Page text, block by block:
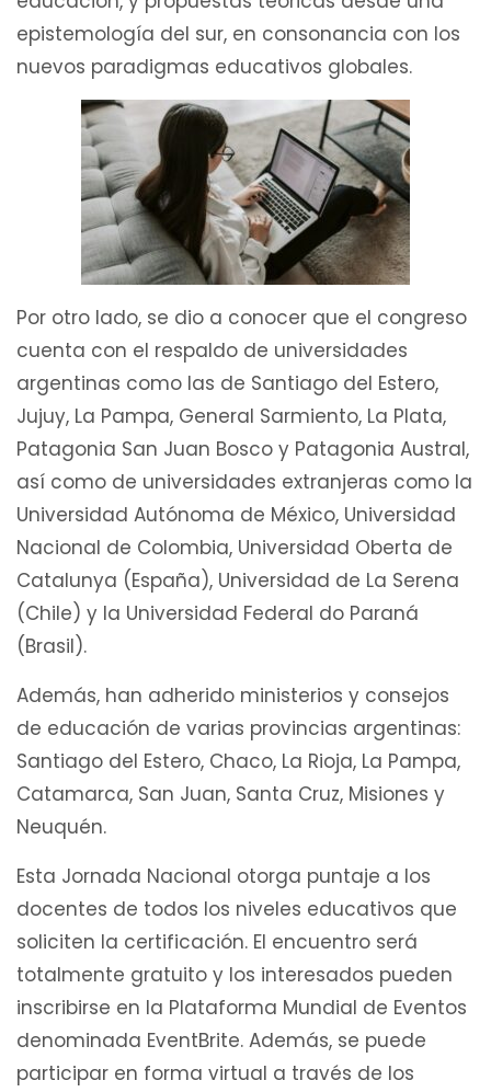
epistemología del sur, en consonancia con los
nuevos paradigmas educativos globales.
Por otro lado, se dio a conocer que el congreso
cuenta con el respaldo de universidades
argentinas como las de Santiago del Estero,
Jujuy, La Pampa, General Sarmiento, La Plata,
Patagonia San Juan Bosco y Patagonia Austral,
así como de universidades extranjeras como la
Universidad Autónoma de México, Universidad
Nacional de Colombia, Universidad Oberta de
Catalunya (España), Universidad de La Serena
(Chile) y la Universidad Federal do Paraná
(Brasil).
Además, han adherido ministerios y consejos
de educación de varias provincias argentinas:
Santiago del Estero, Chaco, La Rioja, La Pampa,
Catamarca, San Juan, Santa Cruz, Misiones y
Neuquén.
Esta Jornada Nacional otorga puntaje a los
docentes de todos los niveles educativos que
soliciten la certificación. El encuentro será
totalmente gratuito y los interesados pueden
inscribirse en la Plataforma Mundial de Eventos
denominada EventBrite. Además, se puede
participar en forma virtual a través de los